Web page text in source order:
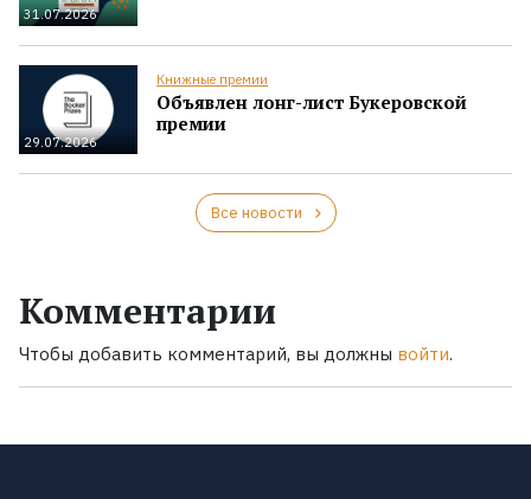
31.07.2026
29.07.2026
Книжные премии
Объявлен лонг-лист Букеровской
премии
Все новости
Комментарии
Чтобы добавить комментарий, вы должны войти.